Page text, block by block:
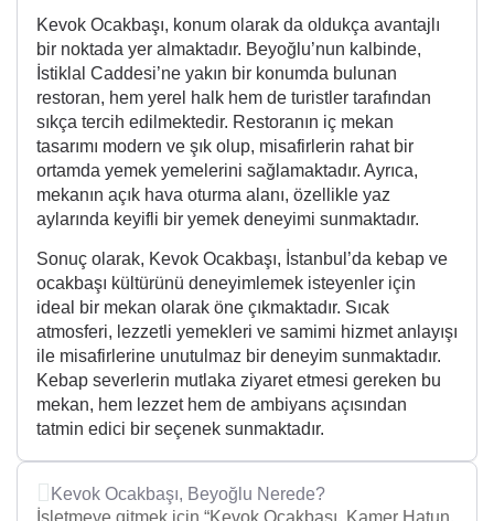
Kevok Ocakbaşı, konum olarak da oldukça avantajlı
bir noktada yer almaktadır. Beyoğlu’nun kalbinde,
İstiklal Caddesi’ne yakın bir konumda bulunan
restoran, hem yerel halk hem de turistler tarafından
sıkça tercih edilmektedir. Restoranın iç mekan
tasarımı modern ve şık olup, misafirlerin rahat bir
ortamda yemek yemelerini sağlamaktadır. Ayrıca,
mekanın açık hava oturma alanı, özellikle yaz
aylarında keyifli bir yemek deneyimi sunmaktadır.
Sonuç olarak, Kevok Ocakbaşı, İstanbul’da kebap ve
ocakbaşı kültürünü deneyimlemek isteyenler için
ideal bir mekan olarak öne çıkmaktadır. Sıcak
atmosferi, lezzetli yemekleri ve samimi hizmet anlayışı
ile misafirlerine unutulmaz bir deneyim sunmaktadır.
Kebap severlerin mutlaka ziyaret etmesi gereken bu
mekan, hem lezzet hem de ambiyans açısından
tatmin edici bir seçenek sunmaktadır.
Kevok Ocakbaşı, Beyoğlu Nerede?